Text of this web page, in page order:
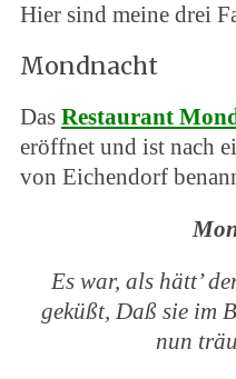
Hier sind meine drei
Mondnacht
Das Restaurant
eröffnet und ist nach
von Eichendorf
Es war, als hätt’
geküßt, Daß sie im
nun